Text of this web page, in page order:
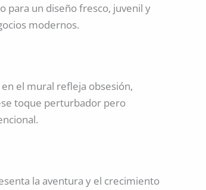
para un diseño fresco, juvenil y
modernos.
el mural refleja obsesión,
toque perturbador pero
la aventura y el crecimiento